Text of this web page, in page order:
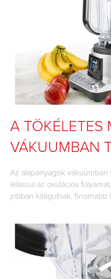
A TÖKÉLETES
VÁKUUMBAN
Az alapanyagok vákuumban
lelassul az oxidációs
jobban kitágulnak, finomabb